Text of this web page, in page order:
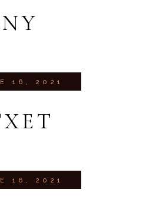
16, 2021
16, 2021